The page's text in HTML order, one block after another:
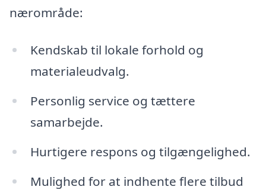
nærområde:
Kendskab til lokale forhold og
materialeudvalg.
Personlig service og tættere
samarbejde.
Hurtigere respons og tilgængelighed.
Mulighed for at indhente flere tilbud